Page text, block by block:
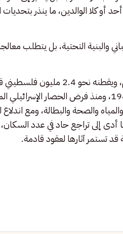
أحد أو كلا الوالدين، ما ينذر
والبنية التحتية، بل يتطلب
يعد قطاع غزة واحدا من أكثر المناطق كثافة
اللاجئين أو أحفاد اللاجئين الذين هجروا من أراضيهم عام 1948،
إلى تراجع حاد في عدد
تستمر آثارها لعقود قادمة.